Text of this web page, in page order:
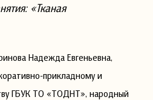
«Тканая
Надежда Евгеньевна,
прикладному и
ГБУК ТО «ТОДНТ», народный